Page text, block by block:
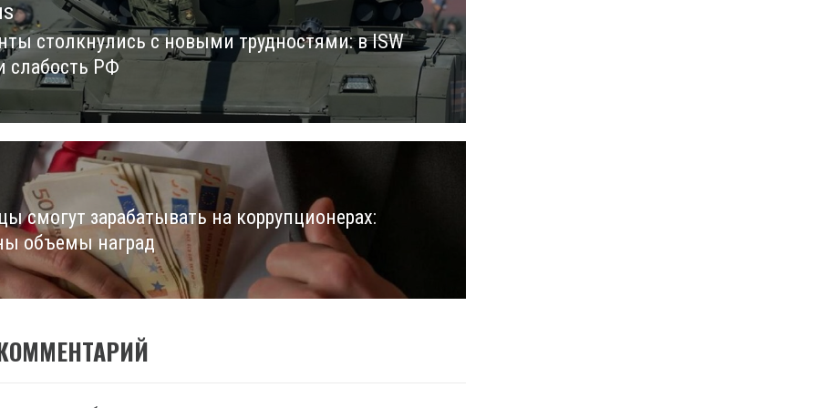
столкнулись с новыми трудностями: в ISW
слабость РФ
смогут зарабатывать на коррупционерах:
объемы наград